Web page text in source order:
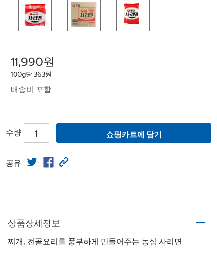
11,990원
100g당 363원
배송비 포함
수량 쇼핑카트에 담기
공유
상품상세정보
찌개, 전골요리를 풍부하게 만들어주는 농심 사리면